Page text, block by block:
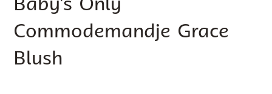
Baby’s Only
Commodemandje Grace
Blush